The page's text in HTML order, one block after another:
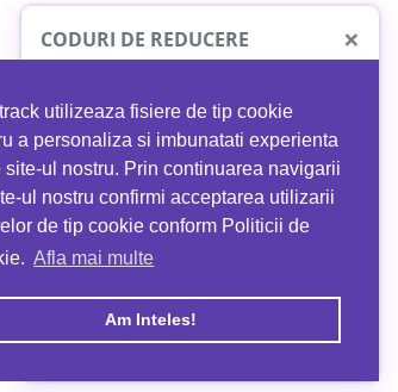
utilizeaza fisiere de tip cookie
a personaliza si imbunatati experienta
site-ul nostru. Prin continuarea navigarii
ul nostru confirmi acceptarea utilizarii
de tip cookie conform Politicii de
Afla mai multe
Am Inteles!
CODURI DE REDUCERE ×
MYPROTEIN
Ai40%reducere la orice comandă
folosind codul EATTRACK